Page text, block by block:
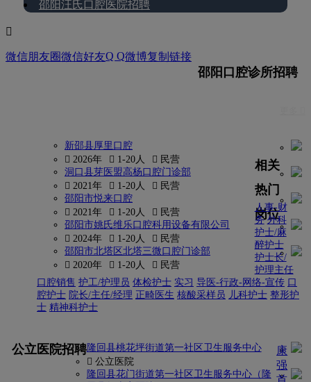
邵阳汪氏口腔医院招聘

微信朋友圈微信好友Q Q微博复制链接
邵阳口腔诊所招聘
新邵县厚里口腔
 2026年
 1-20人
 民营
洞口县芽医盟高杨口腔门诊部
 2021年
 1-20人
 民营
邵阳市悦来口腔
 2021年
 1-20人
 民营
邵阳市姚氏维乐口腔科用设备有限公司
 2024年
 1-20人
 民营
邵阳市北塔区北塔三微口腔门诊部
 2020年
 1-20人  民营
相关
热门
岗位
人事-财
务 外科
护士/麻
醉护士
护士长/
护理主任
口腔销售 护工/护理员 体检护士 实习 导医-行政-网络-宣传 口
腔护士 院长/主任/经理 正畸医生 核酸采样员 儿科护士 整形护
士 精神科护士
公立医院招聘隆回县桃花坪街道第一社区卫生服务中心
 公立医院
隆回县花门街道第一社区卫生服务中心（隆
康
强
首